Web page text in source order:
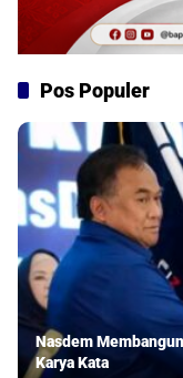
Pos Populer
Nasdem
Karya Kata